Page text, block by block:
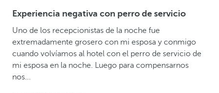
Experiencia negativa con perro de servicio
Uno de los recepcionistas de la noche fue
extremadamente grosero con mi esposa y conmigo
cuando volvíamos al hotel con el perro de servicio de
mi esposa en la noche. Luego para compensarnos
nos...